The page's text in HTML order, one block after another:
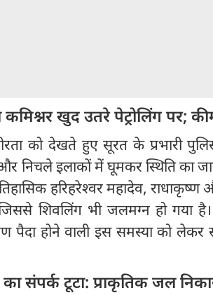
कमिश्नर खुद उतरे पेट्रोलिंग पर;
को देखते हुए सूरत के प्रभारी
निचले इलाकों में घूमकर स्थिति का
हरिहरेश्वर महादेव,
शिवलिंग भी जलमग्न हो गया
पैदा होने वाली इस समस्या को लेकर
का संपर्क टूटा: प्राकृतिक जल